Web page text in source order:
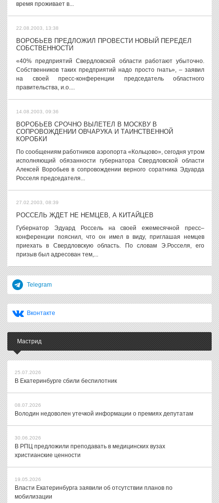
время проживает в...
22.08.2003, 13:38
ВОРОБЬЕВ ПРЕДЛОЖИЛ ПРОВЕСТИ НОВЫЙ ПЕРЕДЕЛ
СОБСТВЕННОСТИ
«40% предприятий Свердловской области работают убыточно.
Собственников таких предприятий надо просто гнать», – заявил
на своей пресс-конференции председатель областного
правительства, и.о....
14.08.2003, 09:36
ВОРОБЬЕВ СРОЧНО ВЫЛЕТЕЛ В МОСКВУ В
СОПРОВОЖДЕНИИ ОВЧАРУКА И ТАИНСТВЕННОЙ
КОРОБКИ
По сообщениям работников аэропорта «Кольцово», сегодня утром
исполняющий обязанности губернатора Свердловской области
Алексей Воробьев в сопровождении верного соратника Эдуарда
Росселя председателя...
27.02.2003, 08:39
РОССЕЛЬ ЖДЕТ НЕ НЕМЦЕВ, А КИТАЙЦЕВ
Губернатор Эдуард Россель на своей ежемесячной пресс–
конференции пояснил, что он имел в виду, приглашая немцев
приехать в Свердловскую область. По словам Э.Росселя, его
призыв был адресован тем,...
Telegram
Вконтакте
Мастрид
25.07.2026
В Екатеринбурге сбили беспилотник
08.07.2026
Володин недоволен утечкой информации о премиях депутатам
30.06.2026
В РПЦ предложили преподавать в медицинских вузах
христианские ценности
19.05.2026
Власти Екатеринбурга заявили об отсутствии планов по
мобилизации